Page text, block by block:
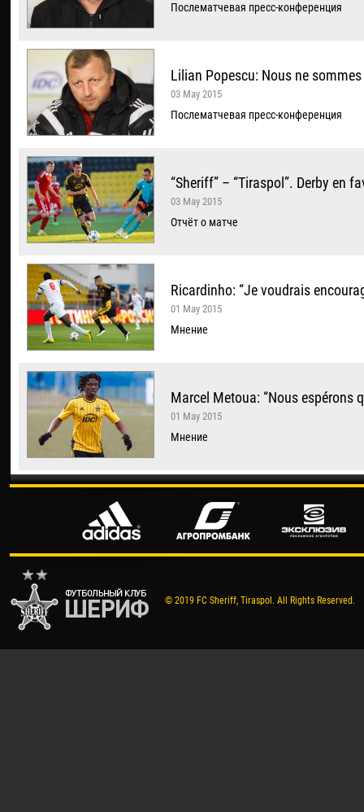
Послематчевая пресс-конференция
Lilian Popescu: Nous ne
03 May 2015
Послематчевая пресс-конференция
“Sheriff” – “Tiraspol”. Derby en
03 May 2015
Отчёт о матче
Ricardinho: “Je voudrais
01 May 2015
Мнение
Marcel Metoua: “Nous espérons
01 May 2015
Мнение
© 2019 FC Sheriff, Tiraspol. All Rights Reserved.